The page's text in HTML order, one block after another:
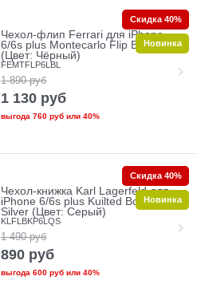
Чехол-флип Ferrari для iPhone
6/6s plus Montecarlo Flip Black
(Цвет: Чёрный)
FEMTFLP6LBL
1 890 руб
1 130 руб
выгода 760 рубили 40%
Скидка 40%
Новинка
Чехол-книжка Karl Lagerfeld для
iPhone 6/6s plus Kuilted Booktype
Silver (Цвет: Серый)
KLFLBKP6LQS
1 490 руб
890 руб
выгода 600 рубили 40%
Скидка 40%
Новинка